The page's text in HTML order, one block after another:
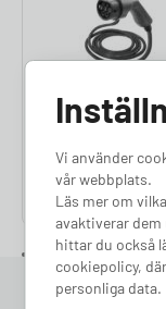
Laddkabel 5-
(22kW)
Pris från
2 832kr
Vi använder
vår webbplats.
Läs mer om
avaktiverar
hittar du också
cookiepolicy,
personliga data.